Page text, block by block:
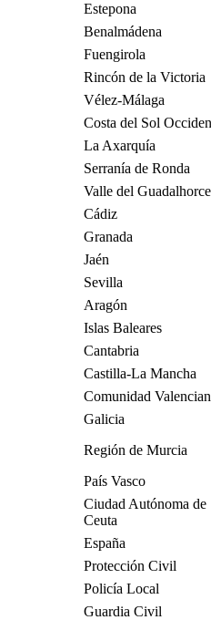
Estepona
Benalmádena
Fuengirola
Rincón de la Victoria
Vélez-Málaga
Costa del Sol
La Axarquía
Serranía de Ronda
Valle del Guadalhorce
Cádiz
Granada
Jaén
Sevilla
Aragón
Islas Baleares
Cantabria
Castilla-La Mancha
Comunidad
Galicia
Región de Murcia
País Vasco
Ciudad Autónoma de
Ceuta
España
Protección Civil
Policía Local
Guardia Civil